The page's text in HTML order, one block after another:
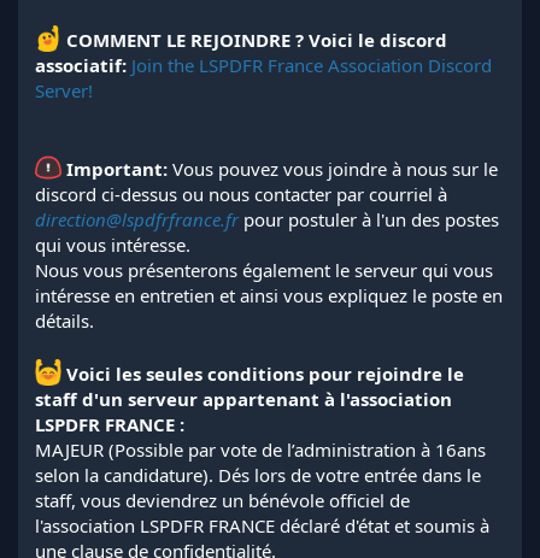
COMMENT LE REJOINDRE ? Voici le discord
associatif: Join the LSPDFR France Association Discord
Server!
Important: Vous pouvez vous joindre à nous sur le
discord ci-dessus ou nous contacter par courriel à
direction@lspdfrfrance.frpour postuler à l'un des postes
qui vous intéresse.
Nous vous présenterons également le serveur qui vous
intéresse en entretien et ainsi vous expliquez le poste en
détails.
Voici les seules conditions pour rejoindre le
staff d'un serveur appartenant à l'association
LSPDFR FRANCE :
MAJEUR (Possible par vote de l’administration à 16ans
selon la candidature). Dés lors de votre entrée dans le
staff, vous deviendrez un bénévole officiel de
l'association LSPDFR FRANCE déclaré d'état et soumis à
une clause de confidentialité.